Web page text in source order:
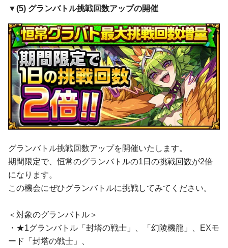
▼(5) グランバトル挑戦回数アップの開催
グランバトル挑戦回数アップを開催いたします。
期間限定で、恒常のグランバトルの1日の挑戦回数が2倍
になります。
この機会にぜひグランバトルに挑戦してみてください。
＜対象のグランバトル＞
・★1グランバトル「封塔の戦士」、「幻陵機龍」、EXモ
ード「封塔の戦士」、